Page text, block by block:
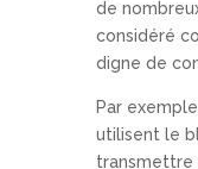
de
considéré
digne de
Par
utilisent le
transmettre